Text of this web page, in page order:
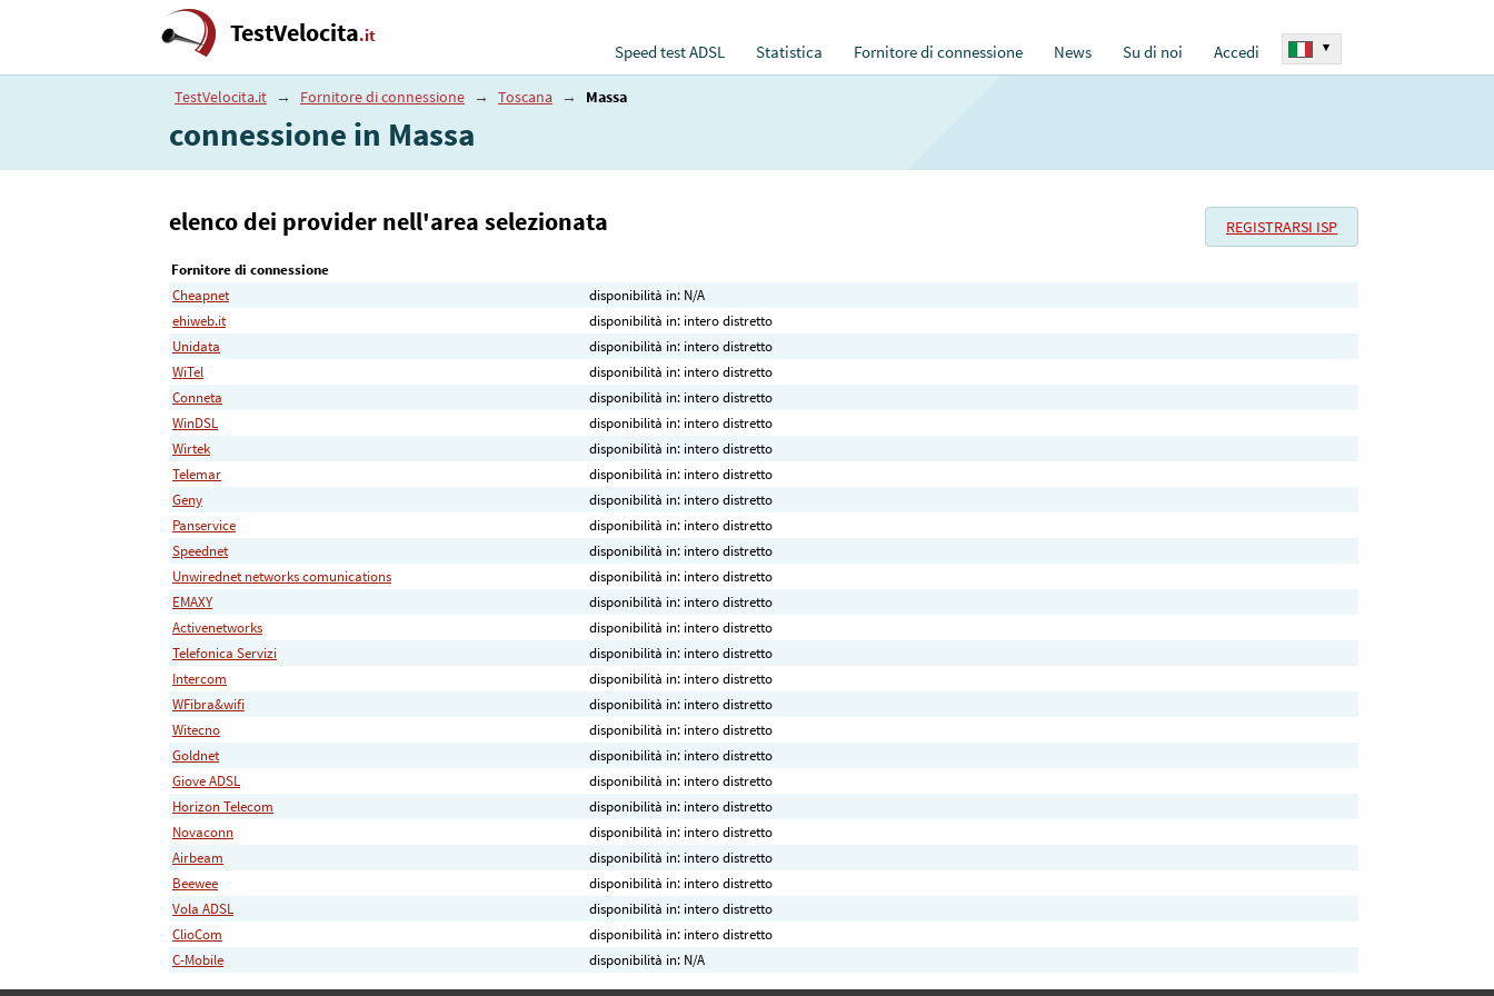
TestVelocita.it
Speed test ADSL Statistica Fornitore di connessione News Su di noi Accedi ▾
TestVelocita.it → Fornitore di connessione → Toscana → Massa
connessione in Massa
REGISTRARSI ISP
elenco dei provider nell'area selezionata
Fornitore di connessione
Cheapnet
disponibilità in: N/A
ehiweb.it
disponibilità in: intero distretto
Unidata
disponibilità in: intero distretto
WiTel
disponibilità in: intero distretto
Conneta
disponibilità in: intero distretto
WinDSL
disponibilità in: intero distretto
Wirtek
disponibilità in: intero distretto
Telemar
disponibilità in: intero distretto
Geny
disponibilità in: intero distretto
Panservice
disponibilità in: intero distretto
Speednet
disponibilità in: intero distretto
Unwirednet networks comunications
disponibilità in: intero distretto
EMAXY
disponibilità in: intero distretto
Activenetworks
disponibilità in: intero distretto
Telefonica Servizi
disponibilità in: intero distretto
Intercom
disponibilità in: intero distretto
WFibra&wifi
disponibilità in: intero distretto
Witecno
disponibilità in: intero distretto
Goldnet
disponibilità in: intero distretto
Giove ADSL
disponibilità in: intero distretto
Horizon Telecom
disponibilità in: intero distretto
Novaconn
disponibilità in: intero distretto
Airbeam
disponibilità in: intero distretto
Beewee
disponibilità in: intero distretto
Vola ADSL
disponibilità in: intero distretto
ClioCom
disponibilità in: intero distretto
C-Mobile
disponibilità in: N/A